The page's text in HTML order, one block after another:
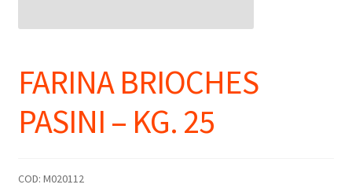
FARINA BRIOCHES
PASINI – KG. 25
COD: M020112